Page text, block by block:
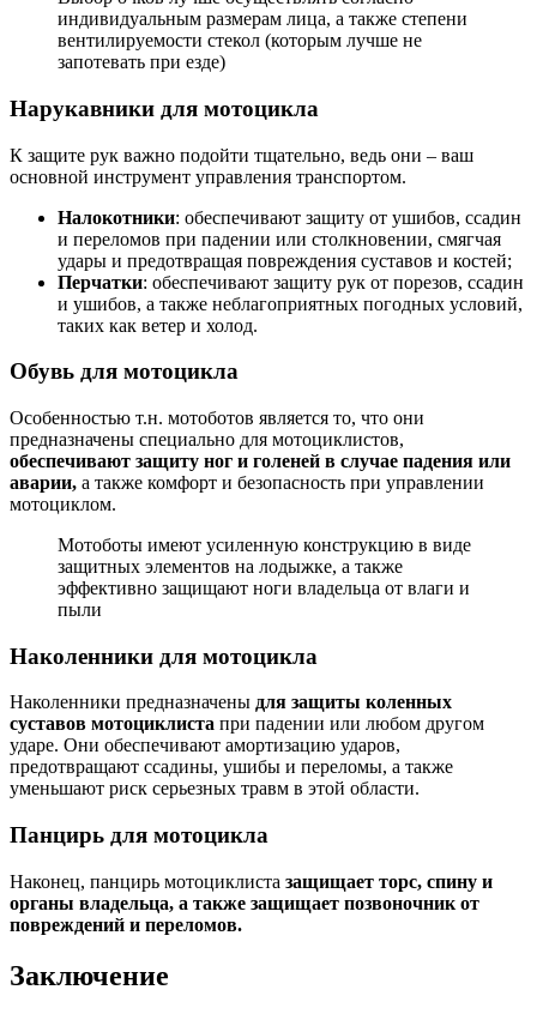
индивидуальным размерам лица, а также степени
вентилируемости стекол (которым лучше не
запотевать при езде)
Нарукавники для мотоцикла
К защите рук важно подойти тщательно, ведь они – ваш
основной инструмент управления транспортом.
Налокотники: обеспечивают защиту от ушибов, ссадин
и переломов при падении или столкновении, смягчая
удары и предотвращая повреждения суставов и костей;
Перчатки: обеспечивают защиту рук от порезов, ссадин
и ушибов, а также неблагоприятных погодных условий,
таких как ветер и холод.
Обувь для мотоцикла
Особенностью т.н. мотоботов является то, что они
предназначены специально для мотоциклистов,
обеспечивают защиту ног и голеней в случае падения или
аварии, а также комфорт и безопасность при управлении
мотоциклом.
Мотоботы имеют усиленную конструкцию в виде
защитных элементов на лодыжке, а также
эффективно защищают ноги владельца от влаги и
пыли
Наколенники для мотоцикла
Наколенники предназначены для защиты коленных
суставов мотоциклиста при падении или любом другом
ударе. Они обеспечивают амортизацию ударов,
предотвращают ссадины, ушибы и переломы, а также
уменьшают риск серьезных травм в этой области.
Панцирь для мотоцикла
Наконец, панцирь мотоциклиста защищает торс, спину и
органы владельца, а также защищает позвоночник от
повреждений и переломов.
Заключение